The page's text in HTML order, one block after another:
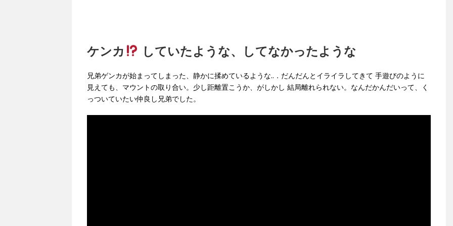
ケンカ していたような、してなかったような
兄弟ゲンカが始まってしまった、静かに揉めているような..．だんだんとイライラしてきて 手遊びのように
見えても、マウントの取り合い。少し距離置こうか、がしかし 結局離れられない。なんだかんだいって、く
っついていたい仲良し兄弟でした。